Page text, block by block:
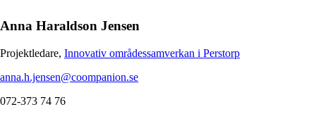
Anna Haraldson Jensen
Projektledare, Innovativ områdessamverkan i Perstorp
anna.h.jensen@coompanion.se
072-373 74 76